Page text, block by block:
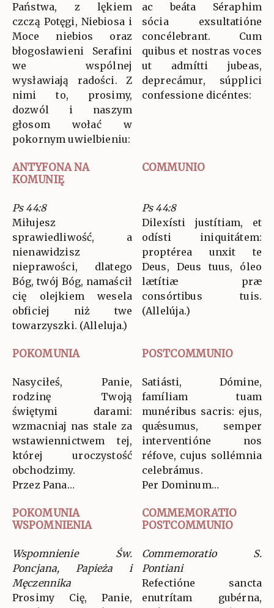
Państwa, z lękiem
czczą Potęgi, Niebiosa i
Moce niebios oraz
błogosławieni Serafini
we wspólnej
wysławiają radości. Z
nimi to, prosimy,
dozwól i naszym
głosom wołać w
pokornym uwielbieniu:
ac beáta Séraphim
sócia exsultatióne
concélebrant. Cum
quibus et nostras voces
ut admítti jubeas,
deprecámur, súpplici
confessione dicéntes:
ANTYFONA NA
KOMUNIĘ
COMMUNIO
Ps 44:8
Miłujesz
sprawiedliwość, a
nienawidzisz
nieprawości, dlatego
Bóg, twój Bóg, namaścił
cię olejkiem wesela
obficiej niż twe
towarzyszki. (Alleluja.)
Ps 44:8
Dilexísti justítiam, et
odísti iniquitátem:
proptérea unxit te
Deus, Deus tuus, óleo
lætítiæ præ
consórtibus tuis.
(Allelúja.)
POKOMUNIA POSTCOMMUNIO
Nasyciłeś, Panie,
rodzinę Twoją
świętymi darami:
wzmacniaj nas stale za
wstawiennictwem tej,
której uroczystość
obchodzimy.
Przez Pana…
Satiásti, Dómine,
famíliam tuam
munéribus sacris: ejus,
quǽsumus, semper
interventióne nos
réfove, cujus sollémnia
celebrámus.
Per Dominum…
POKOMUNIA
WSPOMNIENIA
COMMEMORATIO
POSTCOMMUNIO
Wspomnienie Św.
Poncjana, Papieża i
Męczennika
Prosimy Cię, Panie,
Commemoratio S.
Pontiani
Refectióne sancta
enutrítam gubérna,